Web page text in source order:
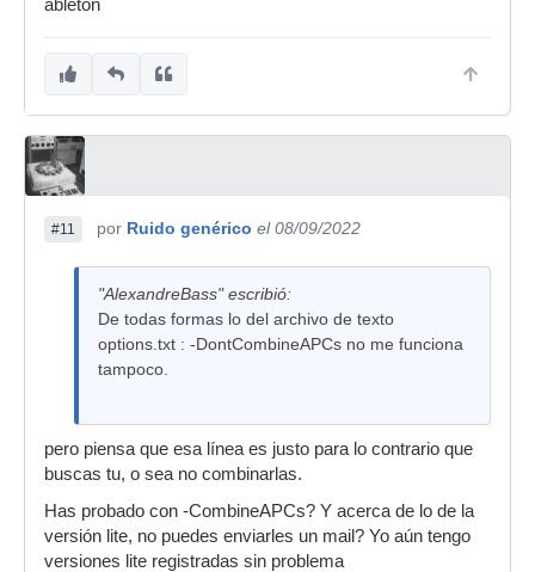
ableton
#11 por Ruido genérico el 08/09/2022
"AlexandreBass" escribió:
De todas formas lo del archivo de texto
options.txt : -DontCombineAPCs no me funciona
tampoco.
pero piensa que esa línea es justo para lo contrario que
buscas tu, o sea no combinarlas.
Has probado con -CombineAPCs? Y acerca de lo de la
versión lite, no puedes enviarles un mail? Yo aún tengo
versiones lite registradas sin problema